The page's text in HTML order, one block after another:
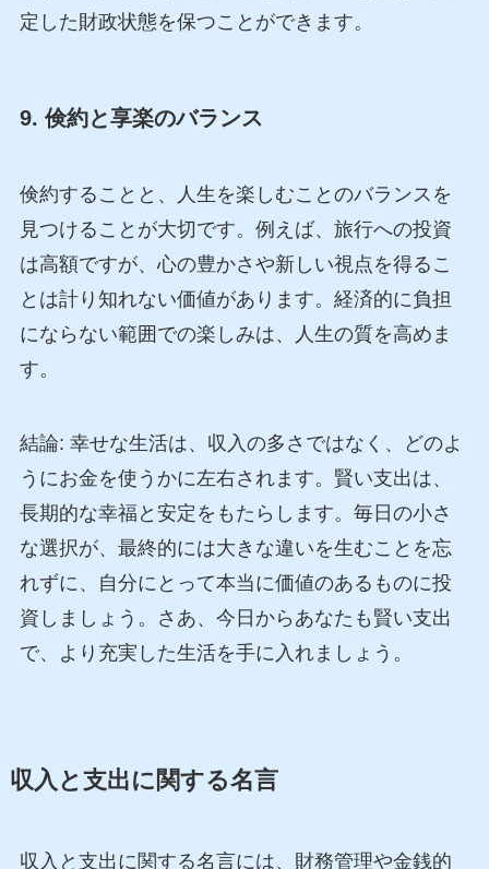
定した財政状態を保つことができます。
9. 倹約と享楽のバランス
倹約することと、人生を楽しむことのバランスを
見つけることが大切です。例えば、旅行への投資
は高額ですが、心の豊かさや新しい視点を得るこ
とは計り知れない価値があります。経済的に負担
にならない範囲での楽しみは、人生の質を高めま
す。
結論: 幸せな生活は、収入の多さではなく、どのよ
うにお金を使うかに左右されます。賢い支出は、
長期的な幸福と安定をもたらします。毎日の小さ
な選択が、最終的には大きな違いを生むことを忘
れずに、自分にとって本当に価値のあるものに投
資しましょう。さあ、今日からあなたも賢い支出
で、より充実した生活を手に入れましょう。
収入と支出に関する名言
収入と支出に関する名言には、財務管理や金銭的